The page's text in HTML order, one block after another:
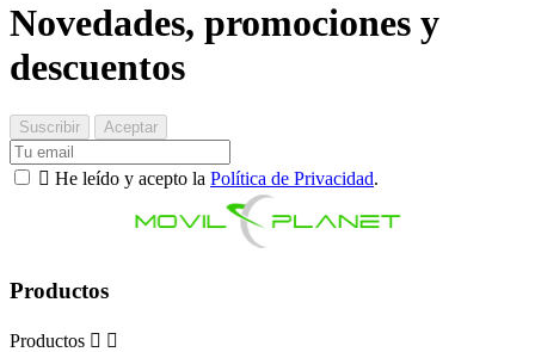
Novedades, promociones y
descuentos
 He leído y acepto la Política de Privacidad.
Productos
Productos  